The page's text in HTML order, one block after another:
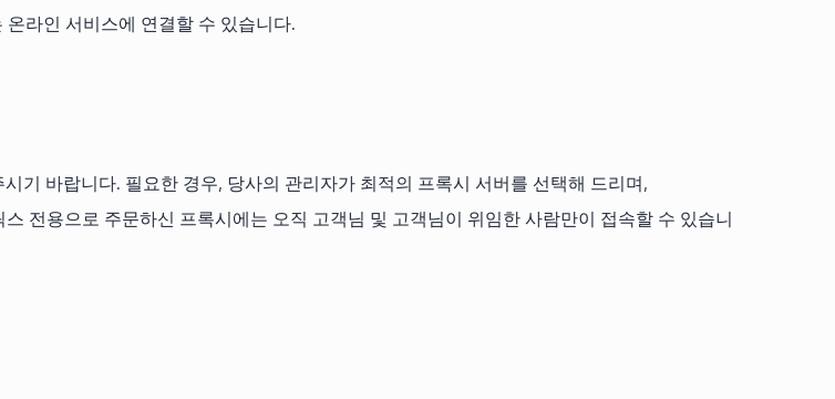
라인 서비스에 연결할 수 있습니다.
기 바랍니다. 필요한 경우, 당사의 관리자가 최적의 프록시 서버를 선택해 드리며,
전용으로 주문하신 프록시에는 오직 고객님 및 고객님이 위임한 사람만이 접속할 수 있습니